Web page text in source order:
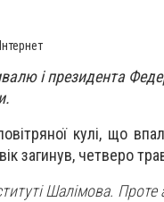
і президента
кулі, що
загинув, четверо
Шалімова. Проте